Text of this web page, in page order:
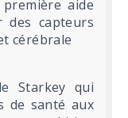
aide
des capteurs
cérébrale
Starkey qui
de santé aux